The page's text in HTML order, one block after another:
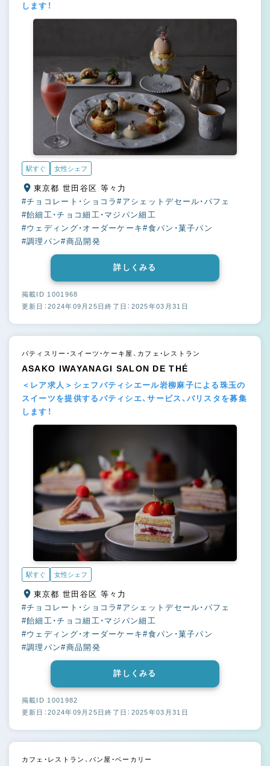
します！
駅すぐ 女性シェフ
東京都 世田谷区 等々力
#チョコレート・ショコラ#アシェットデセール・パフェ
#飴細工・チョコ細工・マジパン細工
#ウェディング・オーダーケーキ#食パン・菓子パン
#調理パン#商品開発
詳しくみる
掲載ID 1001968
更新日：2024年09月25日終了日：2025年03月31日
パティスリー・スイーツ・ケーキ屋、カフェ・レストラン
ASAKO IWAYANAGI SALON DE THÉ
＜レア求人＞シェフパティシエール岩柳麻子による珠玉の
スイーツを提供するパティシエ、サービス、バリスタを募集
します！
駅すぐ 女性シェフ
東京都 世田谷区 等々力
#チョコレート・ショコラ#アシェットデセール・パフェ
#飴細工・チョコ細工・マジパン細工
#ウェディング・オーダーケーキ#食パン・菓子パン
#調理パン#商品開発
詳しくみる
掲載ID 1001982
更新日：2024年09月25日終了日：2025年03月31日
カフェ・レストラン、パン屋・ベーカリー